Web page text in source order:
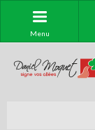
Menu